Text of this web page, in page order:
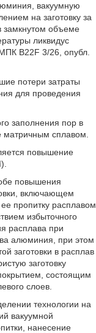
вакуумную
на заготовку за
замкнутом объеме
ликвидус
B22F 3/26, опубл.
потери затраты
для проведения
заполнения пор в
матричным сплавом.
повышение
повышения
включающем
пропитку расплавом
избыточного
расплава при
алюминия, при этом
заготовки в расплав
заготовку
состоящим
слоев.
технологии на
вакуумной
нанесение